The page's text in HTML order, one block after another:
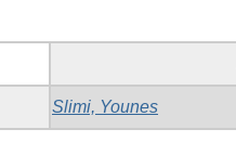
Slimi, Younes